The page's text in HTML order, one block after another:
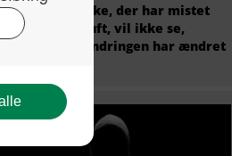
et menneske, der har mistet
sunde fornuft, vil ikke se,
hvordan indvandringen har ændret